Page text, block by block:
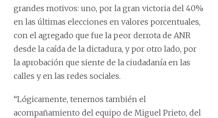
grandes motivos: uno, por la gran victoria del 40%
en las últimas elecciones en valores porcentuales,
con el agregado que fue la peor derrota de ANR
desde la caída de la dictadura, y por otro lado, por
la aprobación que siente de la ciudadanía en las
calles y en las redes sociales.
“Lógicamente, tenemos también el
acompañamiento del equipo de Miguel Prieto, del